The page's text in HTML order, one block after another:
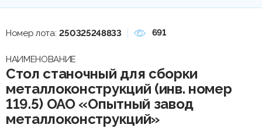
Номер лота: 250325248833 691
НАИМЕНОВАНИЕ
Стол станочный для сборки
металлоконструкций (инв. номер
119.5) ОАО «Опытный завод
металлоконструкций»